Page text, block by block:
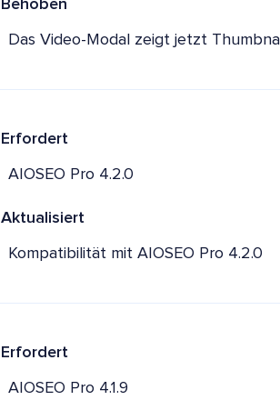
Behoben
Das Video-Modal zeigt jetzt
Erfordert
AIOSEO Pro 4.2.0
Aktualisiert
Kompatibilität mit AIOSEO Pro 4.2.0
Erfordert
AIOSEO Pro 4.1.9